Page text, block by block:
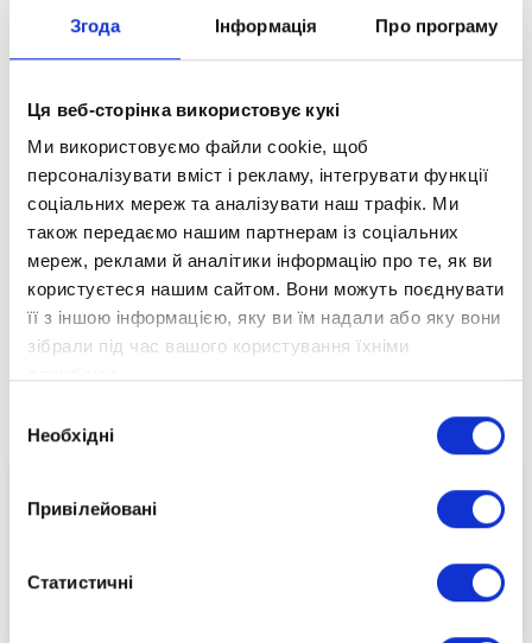
Згода Інформація Про програму
Ця веб-сторінка використовує кукі
Ми використовуємо файли cookie, щоб
персоналізувати вміст і рекламу, інтегрувати функції
соціальних мереж та аналізувати наш трафік. Ми
також передаємо нашим партнерам із соціальних
мереж, реклами й аналітики інформацію про те, як ви
користуєтеся нашим сайтом. Вони можуть поєднувати
її з іншою інформацією, яку ви їм надали або яку вони
зібрали під час вашого користування їхніми
згоди
Необхідні
Привілейовані
Статистичні
білінгвальний клас: навчаємося англійською та
українською;
OPTIMA для випускників 9 класів.
Зареєструйтеся на наш безоплатний вебінар, щоб
отримати повну інформацію про нашу унікальну
освітню пропозицію.
Подія вже відбулася!
Переглянути її та інші події ви можете на нашому
YouTube-каналі
https://www.youtube.com/@optimaschool